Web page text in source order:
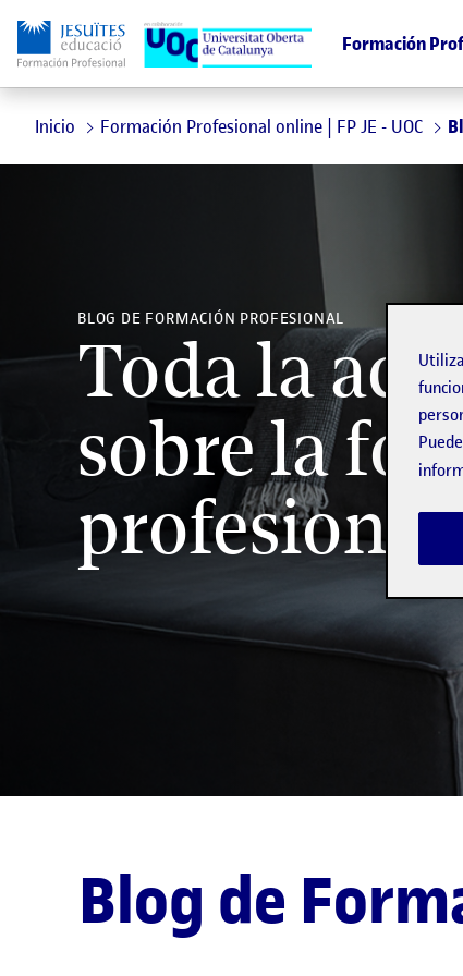
Formación
Inicio Formación Profesional online | FP JE - UOC
BLOG DE FORMACIÓN PROFESIONAL
Toda la
sobre la
profesional
Blog de